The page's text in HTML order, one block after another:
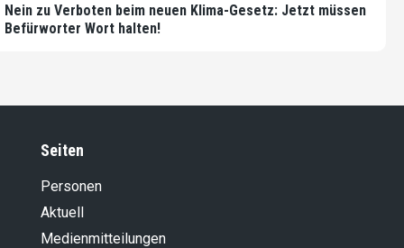
Nein zu Verboten beim neuen Klima-Gesetz: Jetzt müssen
Befürworter Wort halten!
Seiten
Personen
Aktuell
Medienmitteilungen